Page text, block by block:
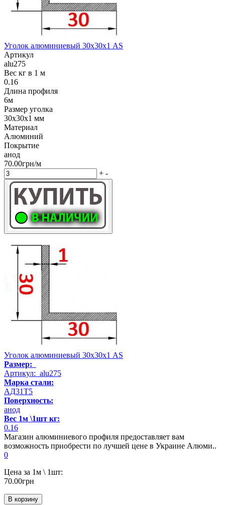
Уголок алюминиевый 30х30х1 AS
Артикул
alu275
Вес кг в 1 м
0.16
Длина профиля
6м
Размер уголка
30х30х1 мм
Материал
Алюминий
Покрытие
анод
70.00грн/м
+ -
Уголок алюминиевый 30х30х1 AS
Размер:
Артикул: alu275
Марка стали:
АД31Т5
Поверхность:
анод
Вес 1м \1шт кг:
0.16
Магазин алюминиевого профиля предоставляет вам
возможность приобрести по лучшей цене в Украине Алюми..
0
Цена за 1м \ 1шт:
70.00грн
В корзину